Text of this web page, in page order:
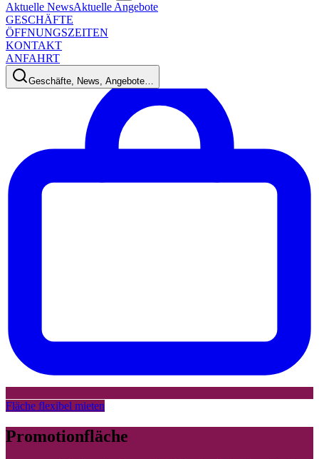
Aktuelle NewsAktuelle Angebote
GESCHÄFTE
ÖFFNUNGSZEITEN
KONTAKT
ANFAHRT
Geschäfte, News, Angebote…
Fläche flexibel mieten
Promotionfläche